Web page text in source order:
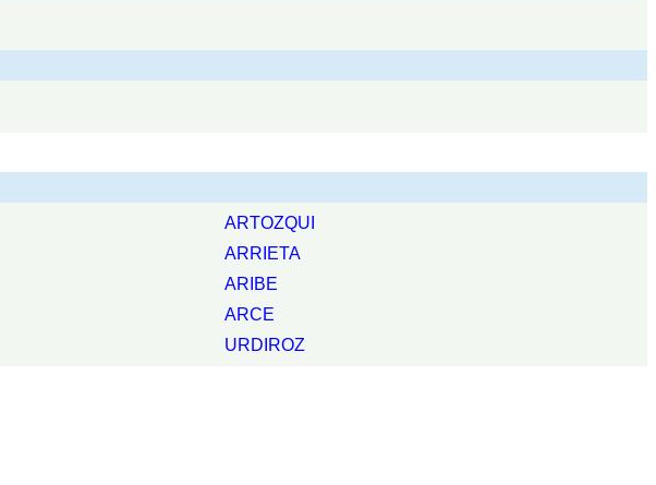
ARTOZQUI
ARRIETA
ARIBE
ARCE
URDIROZ